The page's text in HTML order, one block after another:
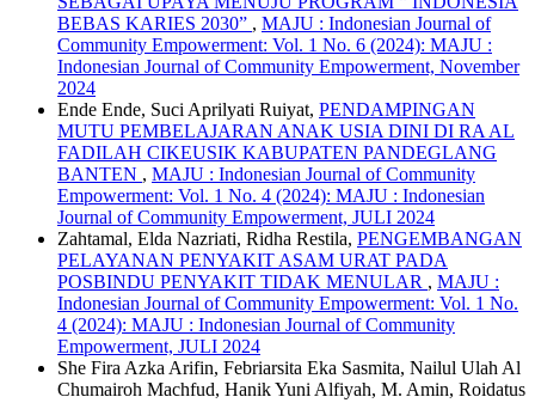
BEBAS KARIES 2030” , MAJU : Indonesian Journal of
Community Empowerment: Vol. 1 No. 6 (2024): MAJU :
Indonesian Journal of Community Empowerment, November
2024
Ende Ende, Suci Aprilyati Ruiyat, PENDAMPINGAN
MUTU PEMBELAJARAN ANAK USIA DINI DI RA AL
FADILAH CIKEUSIK KABUPATEN PANDEGLANG
BANTEN , MAJU : Indonesian Journal of Community
Empowerment: Vol. 1 No. 4 (2024): MAJU : Indonesian
Journal of Community Empowerment, JULI 2024
Zahtamal, Elda Nazriati, Ridha Restila, PENGEMBANGAN
PELAYANAN PENYAKIT ASAM URAT PADA
POSBINDU PENYAKIT TIDAK MENULAR , MAJU :
Indonesian Journal of Community Empowerment: Vol. 1 No.
4 (2024): MAJU : Indonesian Journal of Community
Empowerment, JULI 2024
She Fira Azka Arifin, Febriarsita Eka Sasmita, Nailul Ulah Al
Chumairoh Machfud, Hanik Yuni Alfiyah, M. Amin, Roidatus